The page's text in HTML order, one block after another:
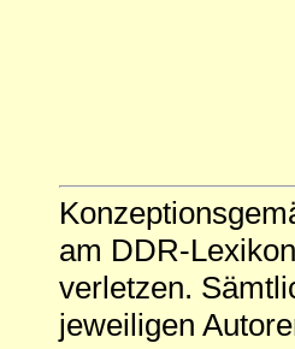
am DDR-
verletzen.
jeweiligen